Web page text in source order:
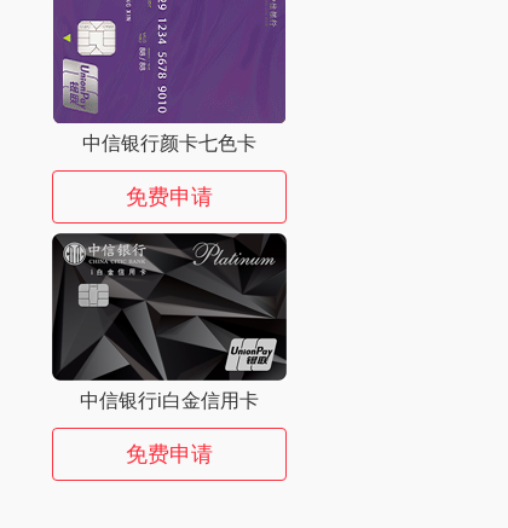
中信银行颜卡七色卡
免费申请
中信银行i白金信用卡
免费申请